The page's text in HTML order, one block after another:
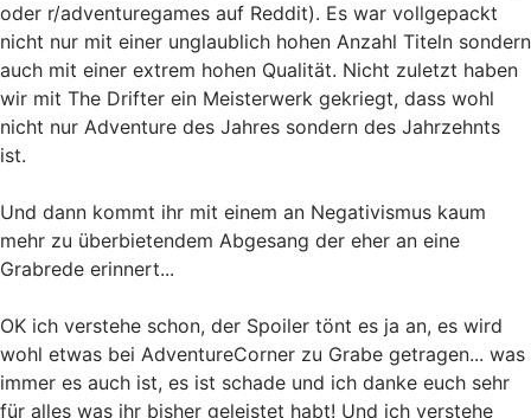
oder r/adventuregames auf Reddit). Es war vollgepackt
nicht nur mit einer unglaublich hohen Anzahl Titeln sondern
auch mit einer extrem hohen Qualität. Nicht zuletzt haben
wir mit The Drifter ein Meisterwerk gekriegt, dass wohl
nicht nur Adventure des Jahres sondern des Jahrzehnts
ist.
Und dann kommt ihr mit einem an Negativismus kaum
mehr zu überbietendem Abgesang der eher an eine
Grabrede erinnert...
OK ich verstehe schon, der Spoiler tönt es ja an, es wird
wohl etwas bei AdventureCorner zu Grabe getragen... was
immer es auch ist, es ist schade und ich danke euch sehr
für alles was ihr bisher geleistet habt! Und ich verstehe